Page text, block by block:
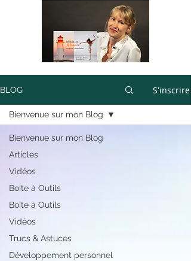
BLOG S'inscrire
Bienvenue sur mon Blog
Articles
Vidéos
Boite à Outils
Boite à Outils
Vidéos
Trucs & Astuces
Développement personnel
Bienvenue sur mon Blog